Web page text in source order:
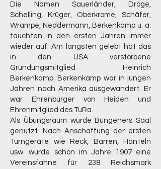
Die Namen Sauerländer, Dröge,
Schelling, Krüger, Oberkrome, Schäfer,
Wrampe, Neddermann, Berkenkamp u. a.
tauchten in den ersten Jahren immer
wieder auf. Am längsten gelebt hat das
in den USA verstorbene
Gründungsmitglied Heinrich
Berkenkamp. Berkenkamp war in jungen
Jahren nach Amerika ausgewandert. Er
war Ehrenbürger von Heiden und
Ehrenmitglied des TuRa.
Als Übungsraum wurde Büngeners Saal
genutzt. Nach Anschaffung der ersten
Turngeräte wie Reck, Barren, Hanteln
usw. wurde schon im Jahre 1907 eine
Vereinsfahne für 238 Reichsmark